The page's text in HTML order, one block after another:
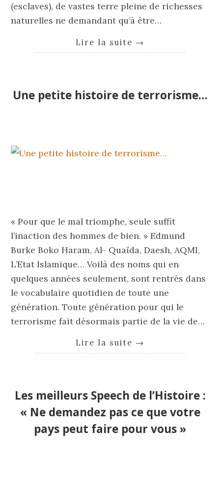
(esclaves), de vastes terre pleine de richesses
naturelles ne demandant qu’à être…
Lire la suite →
Une petite histoire de terrorisme…
« Pour que le mal triomphe, seule suffit
l’inaction des hommes de bien. » Edmund
Burke Boko Haram, Al- Quaïda, Daesh, AQMI,
L’Etat Islamique… Voilà des noms qui en
quelques années seulement, sont rentrés dans
le vocabulaire quotidien de toute une
génération. Toute génération pour qui le
terrorisme fait désormais partie de la vie de…
Lire la suite →
Les meilleurs Speech de l’Histoire :
« Ne demandez pas ce que votre
pays peut faire pour vous »